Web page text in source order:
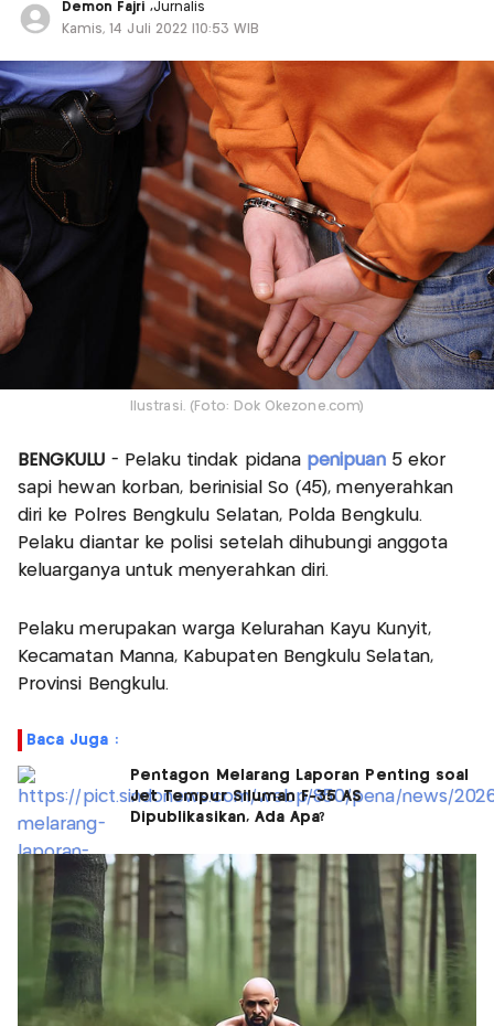
Demon Fajri ,Jurnalis
Kamis, 14 Juli 2022 |10:53 WIB
Ilustrasi. (Foto: Dok Okezone.com)
BENGKULU - Pelaku tindak pidana penipuan5 ekor
sapi hewan korban, berinisial So (45), menyerahkan
diri ke Polres Bengkulu Selatan, Polda Bengkulu.
Pelaku diantar ke polisi setelah dihubungi anggota
keluarganya untuk menyerahkan diri.
Pelaku merupakan warga Kelurahan Kayu Kunyit,
Kecamatan Manna, Kabupaten Bengkulu Selatan,
Provinsi Bengkulu.
Baca Juga :
Pentagon Melarang Laporan Penting soal
Jet Tempur Siluman F-35 AS
Dipublikasikan, Ada Apa?